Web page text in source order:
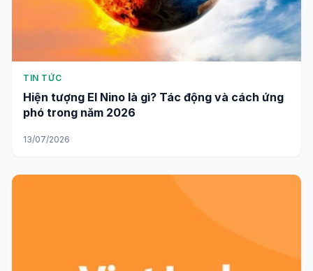
TIN TỨC
Hiện tượng El Nino là gì? Tác động và cách ứng
phó trong năm 2026
13/07/2026